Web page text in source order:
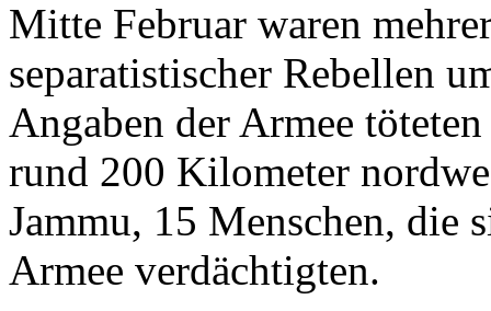
Mitte Februar waren
separatistischer Rebellen
Angaben der Armee
rund 200 Kilometer
Jammu, 15 Menschen, die
Armee verdächtigten.